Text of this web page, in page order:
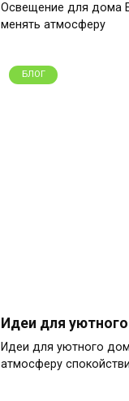
Освещение для дома
менять атмосферу
БЛОГ
Идеи для
Идеи для уютного
атмосферу